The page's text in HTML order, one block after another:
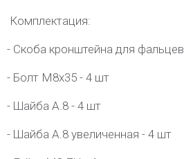
Комплектация:
- Скоба кронштейна для
- Болт М8х35 - 4 шт
- Шайба А.8 - 4 шт
- Шайба А.8 увеличенная - 4 шт